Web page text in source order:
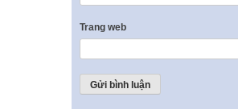
Trang web